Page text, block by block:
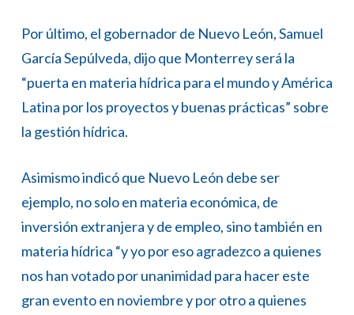
Por último, el gobernador de Nuevo León, Samuel
García Sepúlveda, dijo que Monterrey será la
“puerta en materia hídrica para el mundo y América
Latina por los proyectos y buenas prácticas” sobre
la gestión hídrica.
Asimismo indicó que Nuevo León debe ser
ejemplo, no solo en materia económica, de
inversión extranjera y de empleo, sino también en
materia hídrica “y yo por eso agradezco a quienes
nos han votado por unanimidad para hacer este
gran evento en noviembre y por otro a quienes